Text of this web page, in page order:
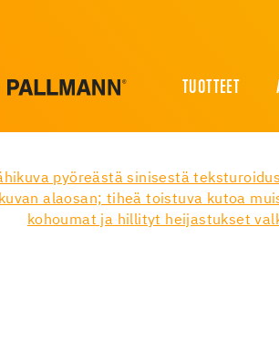
TUOTTEET